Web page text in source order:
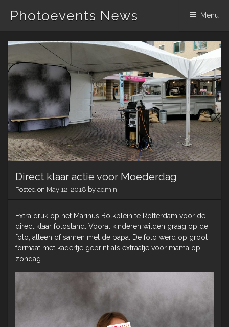
Photoevents News Menu
Skip
content
Direct klaar actie voor Moederdag
Posted on May 12, 2018 by admin
Extra druk op het Marinus Bolkplein te Rotterdam voor de
direct klaar fotostand. Vooral kinderen wilden graag op de
foto, alleen of samen met de papa. De foto werd op groot
formaat met kadertje geprint als extraatje voor mama op
zondag.